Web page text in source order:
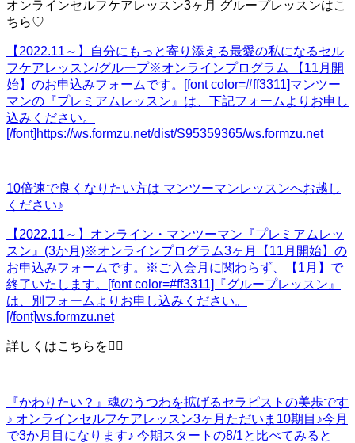
オンラインセルフケアレッスン3ヶ月 グループレッスンはこ
ちら♡
【2022.11～】自分にもっと寄り添える最愛の私になるセル
フケアレッスン/グループ※オンラインプログラム 【11月開
始】のお申込みフォームです。[font color=#ff3311]マンツー
マンの『プレミアムレッスン』は、下記フォームよりお申し
込みください。
[/font]https://ws.formzu.net/dist/S95359365/ws.formzu.net
10倍速で良くなりたい方は マンツーマンレッスンへお越し
ください♪
【2022.11～】オンライン・マンツーマン『プレミアムレッ
スン』(3か月)※オンラインプログラム3ヶ月【11月開始】の
お申込みフォームです。※ご入会月に関わらず、【1月】で
終了いたします。[font color=#ff3311]『グループレッスン』
は、別フォームよりお申し込みください。
[/font]ws.formzu.net
詳しくはこちらを💁‍♀️
『かわりたい？』 魂のうつわを拡げるセラピストの美歩です
♪ オンラインセルフケアレッスン3ヶ月ただいま10期目♪今月
で3か月目になります♪ 今期スタートの8/1と比べてみると